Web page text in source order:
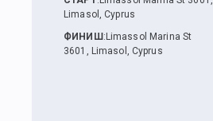
Limasol, Cyprus
ФИНИШ : Limassol Marina St
3601, Limasol, Cyprus